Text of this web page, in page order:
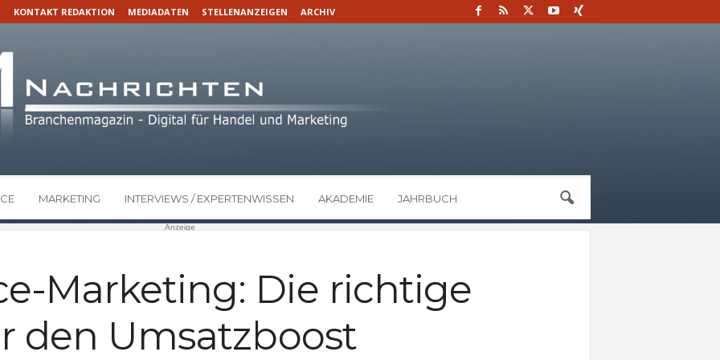
KONTAKT REDAKTION MEDIADATEN STELLENANZEIGEN ARCHIV
MARKETING INTERVIEWS / EXPERTENWISSEN AKADEMIE JAHRBUCH
Anzeige
Marketing: Die richtige
den Umsatzboost